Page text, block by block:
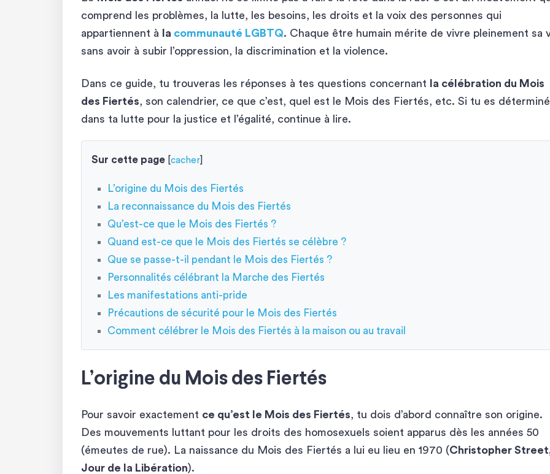
comprend les problèmes, la lutte, les besoins, les droits et la voix des personnes qui
appartiennent à
la communauté LGBTQ. Chaque être humain mérite de vivre pleinement sa
sans avoir à subir l’oppression, la discrimination et la violence.
Dans ce guide, tu trouveras les réponses à tes questions concernant
la célébration du Mois
des Fiertés, son calendrier, ce que c’est, quel est le Mois des Fiertés, etc. Si tu es déterminé
dans ta lutte pour la justice et l’égalité, continue à lire.
Sur cette page cacher
L’origine du Mois des Fiertés
La reconnaissance du Mois des Fiertés
Qu’est-ce que le Mois des Fiertés ?
Quand est-ce que le Mois des Fiertés se célèbre ?
Que se passe-t-il pendant le Mois des Fiertés ?
Personnalités célébrant la Marche des Fiertés
Les manifestations anti-pride
Précautions de sécurité pour le Mois des Fiertés
Comment célébrer le Mois des Fiertés à la maison ou au travail
L’origine du Mois des Fiertés
Pour savoir exactement ce qu’est le Mois des Fiertés, tu dois d’abord connaître son origine.
Des mouvements luttant pour les droits des homosexuels soient apparus dès les années 50
(émeutes de rue). La naissance du Mois des Fiertés a lui eu lieu en 1970 (Christopher
Jour de la Libération).